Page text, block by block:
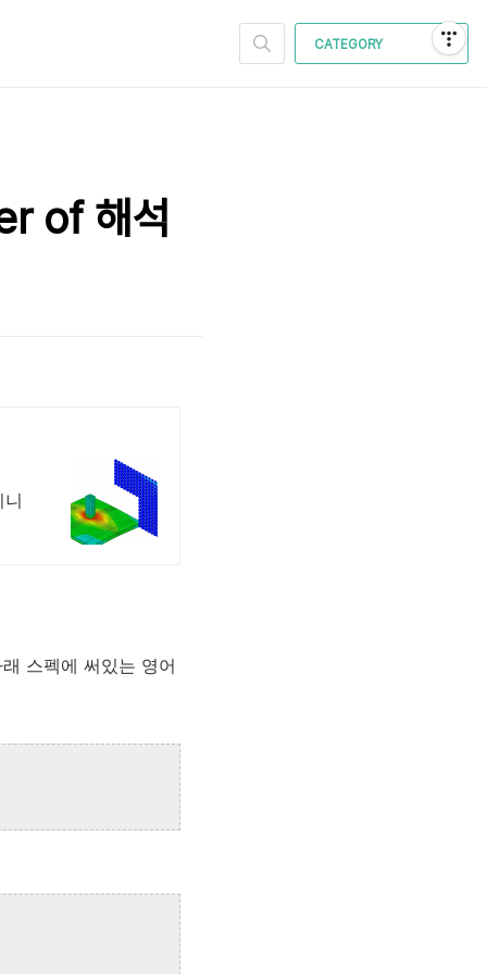
CATEGORY
of 해석
스펙에 써있는 영어